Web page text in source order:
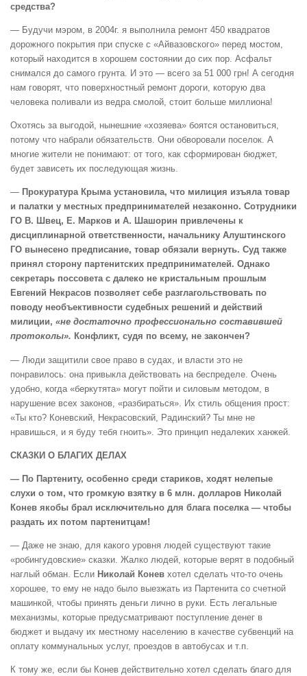
средства?
— Будучи мэром, в 2004г. я выполнила ремонт 450 квадратов
дорожного покрытия при спуске с «Айвазовского» перед мостом,
который находится в хорошем состоянии до сих пор. Асфальт
снимался до самого грунта. И это — всего за 51 000 грн! А сегодня
нам говорят, что поверхностный ремонт дороги, которую два
человека поливали из ведра смолой, стоит больше миллиона!
Охотясь за выгодой, нынешние «хозяева» боятся остановиться,
потому что набрали обязательств. Они обворовали поселок. А
многие жители не понимают: от того, как сформирован бюджет,
будет зависеть их последующая жизнь.
— Прокуратура Крыма установила, что милиция изъяла товар
и палатки у местных предпринимателей незаконно. Сотрудники
ГО В. Швец, Е. Марков и А. Шашорин привлечены к
дисциплинарной ответственности, начальнику Алуштинского
ГО вынесено предписание, товар обязали вернуть. Суд также
принял сторону партенитских предпринимателей. Однако
секретарь поссовета с далеко не кристальным прошлым
Евгений Некрасов позволяет себе разглагольствовать по
поводу необъективности судебных решений и действий
милиции, «не достаточно профессионально составившей
протоколы». Конфликт, судя по всему, не закончен?
— Люди защитили свое право в судах, и власти это не
понравилось: она привыкла действовать на беспределе. Очень
удобно, когда «беркутята» могут пойти и силовым методом, в
нарушение всех законов, «разбираться». Их стиль общения прост:
«Ты кто? Коневский, Некрасовский, Радинский? Ты мне не
нравишься, и я буду тебя гноить». Это принцип недалеких ханжей.
СКАЗКИ О БЛАГИХ ДЕЛАХ
— По Партениту, особенно среди стариков, ходят нелепые
слухи о том, что громкую взятку в 6 млн. долларов Николай
Конев якобы брал исключительно для блага поселка — чтобы
раздать их потом партенитцам!
— Даже не знаю, для какого уровня людей существуют такие
«робингудовские» сказки. Жалко людей, которые верят в подобный
наглый обман. Если Николай Конев хотел сделать что-то очень
хорошее, то ему не надо было выезжать из Партенита со счетной
машинкой, чтобы принять деньги лично в руки. Есть легальные
механизмы, которые предусматривают поступление денег в
бюджет и выдачу их местному населению в качестве субвенций на
оплату коммунальных услуг, проездов в автобусах и т.п.
К тому же, если бы Конев действительно хотел сделать благо для